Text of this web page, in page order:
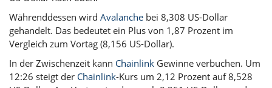
Währenddessen wird Avalanche bei 8,308 US-Dollar
gehandelt. Das bedeutet ein Plus von 1,87 Prozent im
Vergleich zum Vortag (8,156 US-Dollar).
In der Zwischenzeit kann Chainlink Gewinne verbuchen. Um
12:26 steigt der Chainlink-Kurs um 2,12 Prozent auf 8,528